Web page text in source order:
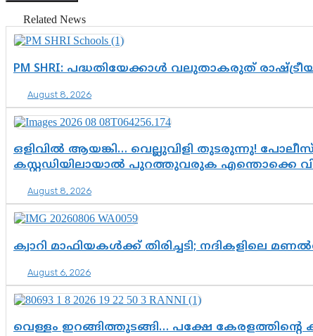
Related News
PM SHRI: പദ്ധതിയേക്കാൾ വലുതാകരുത്
August 8, 2026
ഒളിവിൽ ആയങ്കി… വെല്ലുവിളി തുടരുന്നു!
കസ്റ്റഡിയിലായാൽ പുറത്തുവരുക എന്തൊക്കെ
August 8, 2026
ക്വാറി മാഫിയകൾക്ക് തിരിച്ചടി; നദികളിലെ
August 6, 2026
വെള്ളം ഇറങ്ങിത്തുടങ്ങി… പക്ഷേ കേരളത്തിന്റെ